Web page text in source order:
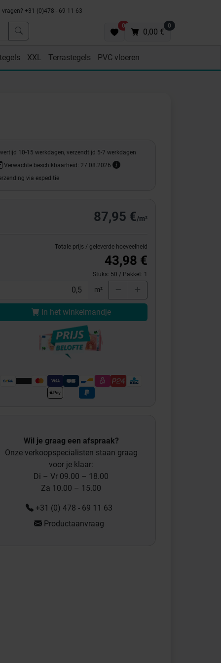
+31 (0)478 - 69 11 63
0 0
0,00 €
XXL Terrastegels PVC vloeren
10-15 werkdagen, verzendtijd 5-7 werkdagen
Verwachte beschikbaarheid: 27.08.2026
via expeditie
87,95 €/m²
Totale prijs / geleverde hoeveelheid
43,98 €
Stuks: 50 / Pakket: 1
m²
In het winkelmandje
Wil je graag een afspraak?
Onze verkoopspecialisten staan graag
voor je klaar:
Di – Vr 09.00 – 18.00
Za 10.00 – 15.00
+31 (0) 478 - 69 11 63
Productaanvraag